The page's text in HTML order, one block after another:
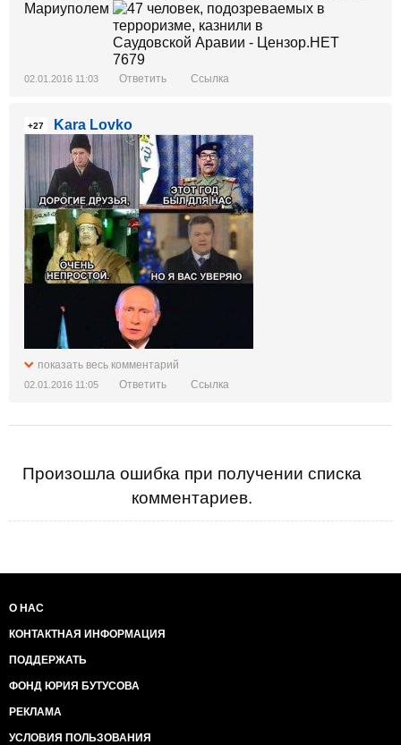
Мариуполем
02.01.2016 11:03 Ответить Ссылка
+27 Kara Lovko
показать весь комментарий
02.01.2016 11:05 Ответить Ссылка
Произошла ошибка при получении списка
комментариев.
О НАС
КОНТАКТНАЯ ИНФОРМАЦИЯ
ПОДДЕРЖАТЬ
ФОНД ЮРИЯ БУТУСОВА
РЕКЛАМА
УСЛОВИЯ ПОЛЬЗОВАНИЯ